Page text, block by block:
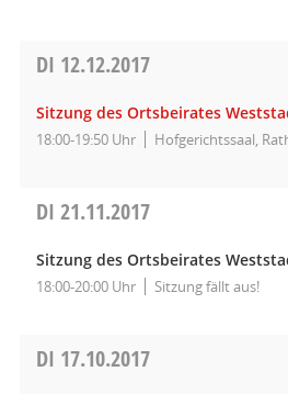
DI 12.12.2017
Sitzung des Ortsbeirates
18:00-19:50 Uhr Hofgerichtssaal,
DI 21.11.2017
Sitzung des Ortsbeirates
18:00-20:00 Uhr Sitzung fällt aus!
DI 17.10.2017